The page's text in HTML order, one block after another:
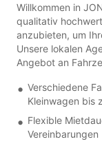
Willkommen in
qualitativ
anzubieten, um
Unsere lokalen
Angebot an
Verschiedene
Kleinwagen bis
Flexible
Vereinbarungen